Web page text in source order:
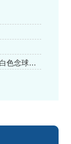
本品对皮肤引起的金黄色葡萄球菌、大肠杆菌和白色念球菌有抑制作用